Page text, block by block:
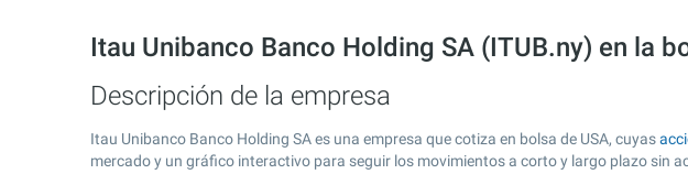
Itau Unibanco Banco Holding SA (ITUB.ny) en la
Descripción de la empresa
Itau Unibanco Banco Holding SA es una empresa que cotiza en bolsa de USA, cuyas
mercado y un gráfico interactivo para seguir los movimientos a corto y largo plazo sin